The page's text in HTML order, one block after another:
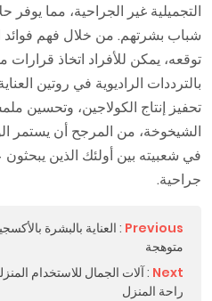
التجميلية غير الجراحية، مما يوفر
شباب بشرتهم. من خلال فهم فوائد
توقعه، يمكن للأفراد اتخاذ
بالترددات الراديوية في روتين
تحفيز إنتاج الكولاجين، وتحسين
الشيخوخة، من المرجح أن يستمر
في شعبيته بين أولئك الذين
جراحية.
Previous
: العناية بالبشرة
متوهجة
Next
:آلات الجمال للاستخدام
راحة المنزل